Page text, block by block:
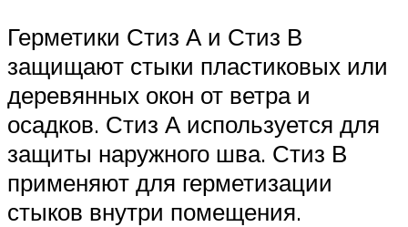
Герметики Стиз А и Стиз В
защищают стыки пластиковых или
деревянных окон от ветра и
осадков. Стиз А используется для
защиты наружного шва. Стиз В
применяют для герметизации
стыков внутри помещения.